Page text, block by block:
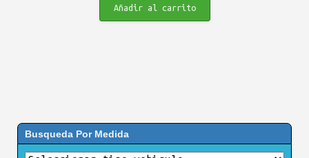
Añadir al carrito
Busqueda Por Medida